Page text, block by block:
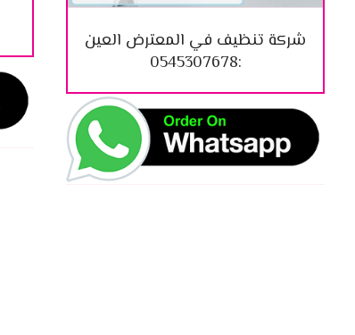
شركة تنظيف في المعترض العين
:0545307678